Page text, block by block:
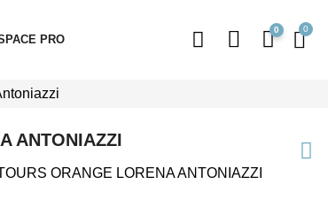
PRO
0
ANTONIAZZI
ORANGE LORENA ANTONIAZZI